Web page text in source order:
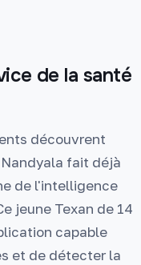
de la santé
découvrent
fait déjà
de l'intelligence
jeune Texan de 14
capable
et de détecter la